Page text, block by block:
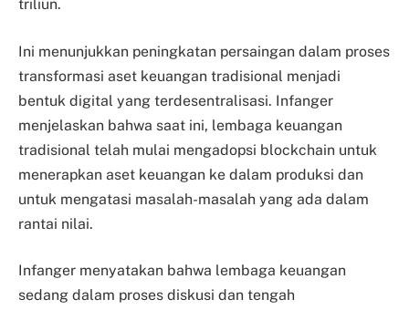
triliun.
Ini menunjukkan peningkatan persaingan dalam proses
transformasi aset keuangan tradisional menjadi
bentuk digital yang terdesentralisasi. Infanger
menjelaskan bahwa saat ini, lembaga keuangan
tradisional telah mulai mengadopsi blockchain untuk
menerapkan aset keuangan ke dalam produksi dan
untuk mengatasi masalah-masalah yang ada dalam
rantai nilai.
Infanger menyatakan bahwa lembaga keuangan
sedang dalam proses diskusi dan tengah